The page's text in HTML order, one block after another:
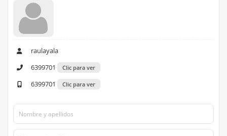
raulayala
6399701
Clic para ver
6399701 Clic para ver